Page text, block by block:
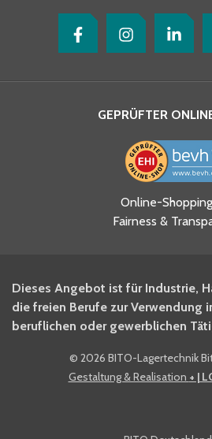
Ja, ich habe die
und akzeptiere
BITO Newsletter
Intralogistiker
Ja, ich möchte
BITO Shop-
GEPRÜFTER
Online-
Fairness &
Dieses Angebot ist für Industrie,
die freien Berufe zur Verwendung
beruflichen oder gewerblichen
© 2026 BITO-Lagertechnik
Gestaltung & Realisation + |